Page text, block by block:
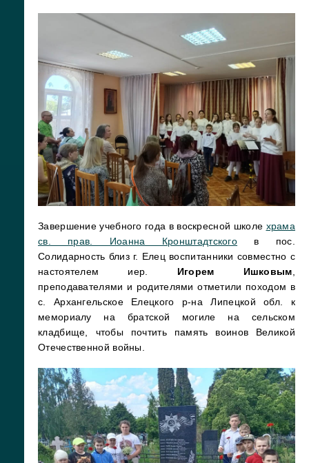
Завершение учебного года в воскресной школе храма
св. прав. Иоанна Кронштадтского в пос.
Солидарность близ г. Елец воспитанники совместно с
настоятелем иер. Игорем Ишковым,
преподавателями и родителями отметили походом в
с. Архангельское Елецкого р-на Липецкой обл. к
мемориалу на братской могиле на сельском
кладбище, чтобы почтить память воинов Великой
Отечественной войны.